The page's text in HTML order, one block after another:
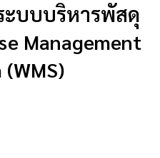
ะบบบริหารพัสดุ
Management